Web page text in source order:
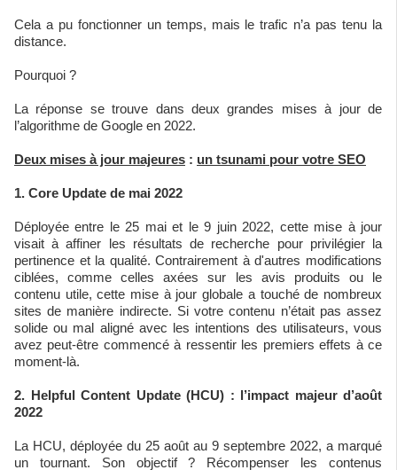
Cela a pu fonctionner un temps, mais le trafic n’a pas tenu la
distance.
Pourquoi ?
La réponse se trouve dans deux grandes mises à jour de
l’algorithme de Google en 2022.
Deux mises à jour majeures : un tsunami pour votre SEO
1. Core Update de mai 2022
Déployée entre le 25 mai et le 9 juin 2022, cette mise à jour
visait à affiner les résultats de recherche pour privilégier la
pertinence et la qualité. Contrairement à d'autres modifications
ciblées, comme celles axées sur les avis produits ou le
contenu utile, cette mise à jour globale a touché de nombreux
sites de manière indirecte. Si votre contenu n’était pas assez
solide ou mal aligné avec les intentions des utilisateurs, vous
avez peut-être commencé à ressentir les premiers effets à ce
moment-là.
2. Helpful Content Update (HCU) : l’impact majeur d’août
2022
La HCU, déployée du 25 août au 9 septembre 2022, a marqué
un tournant. Son objectif ? Récompenser les contenus